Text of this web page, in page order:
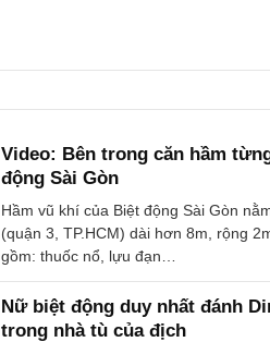
Video: Bên trong căn hầm
động Sài Gòn
Hầm vũ khí của Biệt động Sài Gòn
(quận 3, TP.HCM) dài hơn 8m, rộng
gồm: thuốc nổ, lựu đạn…
Nữ biệt động duy nhất đánh
trong nhà tù của địch